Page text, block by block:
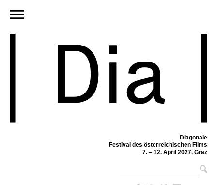
Diagonale
Festival des österreichischen Films
7. – 12. April 2027, Graz